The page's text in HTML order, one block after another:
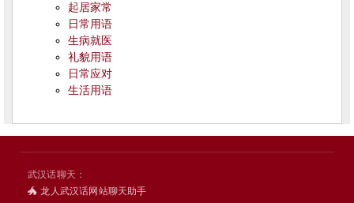
起居家常
日常用语
生病就医
礼貌用语
日常应对
生活用语
武汉话聊天：
🐲 龙人武汉话网站聊天助手